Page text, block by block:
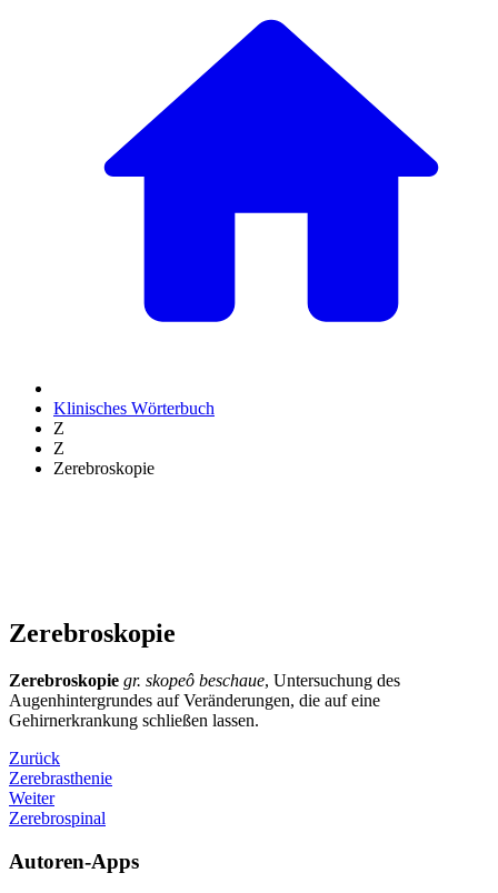
Klinisches Wörterbuch
Z
Z
Zerebroskopie
Zerebroskopie
Zerebroskopie gr. skopeô beschaue, Untersuchung des
Augenhintergrundes auf Veränderungen, die auf eine
Gehirnerkrankung schließen lassen.
Zurück
Zerebrasthenie
Weiter
Zerebrospinal
Autoren-Apps